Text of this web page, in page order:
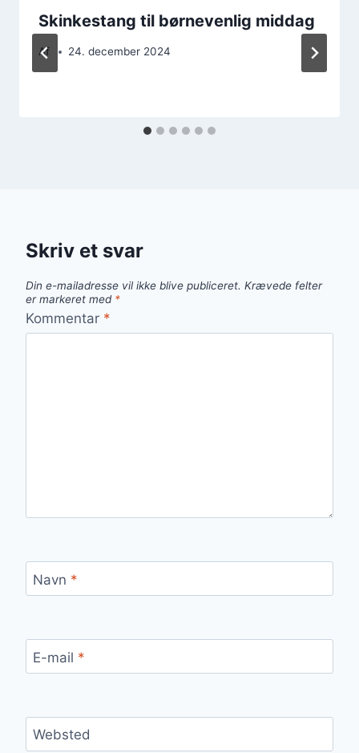
Skinkestang til børnevenlig middag
Af 24. december 2024
Skriv et svar
Din e-mailadresse vil ikke blive publiceret. Krævede felter
er markeret med *
Kommentar *
Navn *
E-mail *
Websted